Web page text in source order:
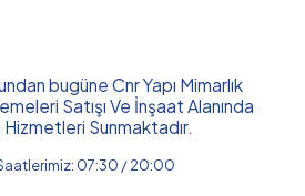
bugüne Cnr Yapı Mimarlık
Satışı Ve İnşaat Alanında
Sunmaktadır.
07:30 / 20:00